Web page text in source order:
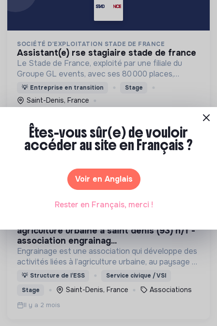
SOCIÉTÉ D'EXPLOITATION STADE DE FRANCE
assistant(e) rse stagiaire stade de france
Le Stade de France, exploité par une filiale du
Groupe GL events, avec ses 80 000 places,
s'impose comme la plus grande enceinte sportive
et événementielle du pays.
💡 Entreprise en transition Stage
Saint-Denis, France
Il y a 1 mois
agriculture urbaine à saint denis (93) h/f -
association engrainag...
Engrainage est une association qui développe des
activités liées à l’agriculture urbaine, au paysage et
aux pratiques artistiques.
💡 Structure de l’ESS
Service civique / VSI
Stage
Saint-Denis, France Associations
Il y a 2 mois
Êtes-vous sûr(e) de vouloir
accéder au site en Français ?
Voir en Anglais
Rester en Français, merci !